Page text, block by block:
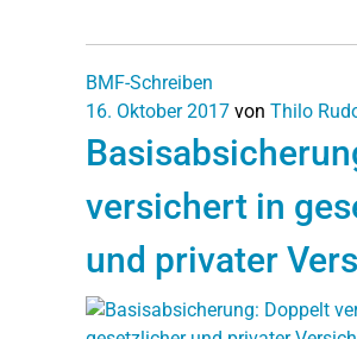
BMF-Schreiben
16. Oktober 2017 von Thilo
versichert in
und privater